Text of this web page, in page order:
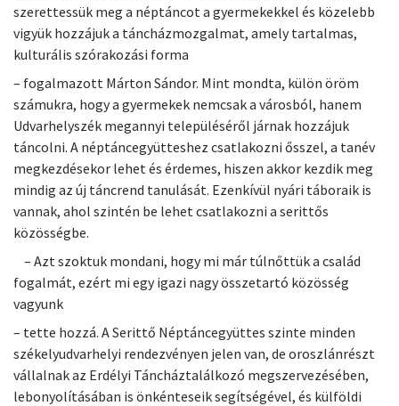
szerettessük meg a néptáncot a gyermekekkel és közelebb
vigyük hozzájuk a táncházmozgalmat, amely tartalmas,
kulturális szórakozási forma
– fogalmazott Márton Sándor. Mint mondta, külön öröm
számukra, hogy a gyermekek nemcsak a városból, hanem
Udvarhelyszék megannyi településéről járnak hozzájuk
táncolni. A néptáncegyütteshez csatlakozni ősszel, a tanév
megkezdésekor lehet és érdemes, hiszen akkor kezdik meg
mindig az új táncrend tanulását. Ezenkívül nyári táboraik is
vannak, ahol szintén be lehet csatlakozni a serittős
közösségbe.
– Azt szoktuk mondani, hogy mi már túlnőttük a család
fogalmát, ezért mi egy igazi nagy összetartó közösség
vagyunk
– tette hozzá. A Serittő Néptáncegyüttes szinte minden
székelyudvarhelyi rendezvényen jelen van, de oroszlánrészt
vállalnak az Erdélyi Táncháztalálkozó megszervezésében,
lebonyolításában is önkénteseik segítségével, és külföldi